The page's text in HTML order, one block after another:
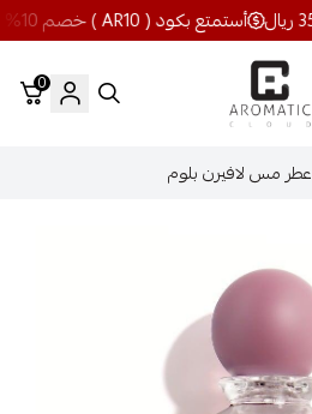
أستمتع بكود ( AR10 ) خصم 10% شحن مجاني للمشتريات فوق 350 ريال
اروماتيك كلاود
0
عطر مس لافيرن بلوم